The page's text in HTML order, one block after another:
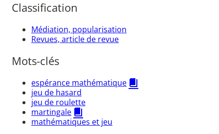
Classification
Médiation, popularisation
Revues, article de revue
Mots-clés
espérance mathématique
jeu de hasard
jeu de roulette
martingale
mathématiques et jeu